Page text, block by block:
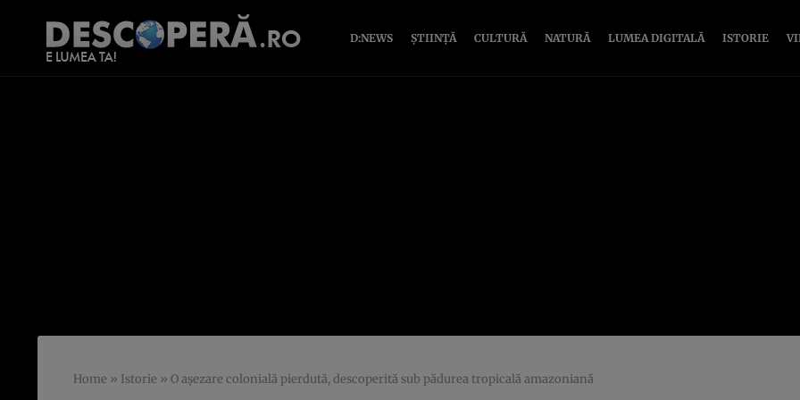
D:NEWS ȘTIINȚĂ CULTURĂ NATURĂ LUMEA DIGITALĂ ISTORIE
Home » Istorie » O așezare colonială pierdută, descoperită sub pădurea tropicală amazoniană